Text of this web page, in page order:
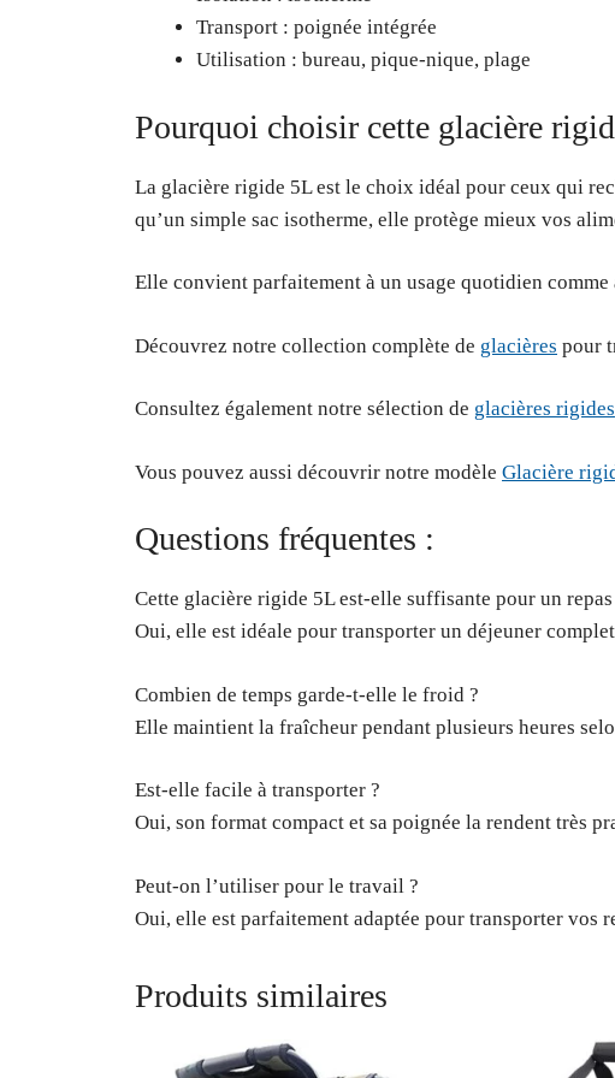
Transport : poignée intégrée
Utilisation : bureau, pique-nique, plage
Pourquoi choisir cette glacière
La glacière rigide 5L est le choix idéal pour ceux qui
qu’un simple sac isotherme, elle protège mieux vos
Elle convient parfaitement à un usage quotidien
Découvrez notre collection complète de glacières pour
Consultez également notre sélection de glacières rigides
Vous pouvez aussi découvrir notre modèle Glacière
Questions fréquentes :
Cette glacière rigide 5L est-elle suffisante pour un repas
Oui, elle est idéale pour transporter un déjeuner
Combien de temps garde-t-elle le froid ?
Elle maintient la fraîcheur pendant plusieurs heures
Est-elle facile à transporter ?
Oui, son format compact et sa poignée la rendent très
Peut-on l’utiliser pour le travail ?
Oui, elle est parfaitement adaptée pour transporter vos
Produits similaires